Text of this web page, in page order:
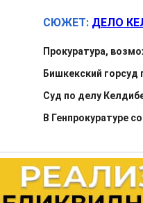
СЮЖЕТ: ДЕЛО
Прокуратура,
Бишкекский
Суд по делу
В Генпрокуратуре